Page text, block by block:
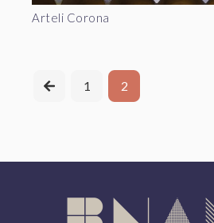
Arteli Corona
1 2